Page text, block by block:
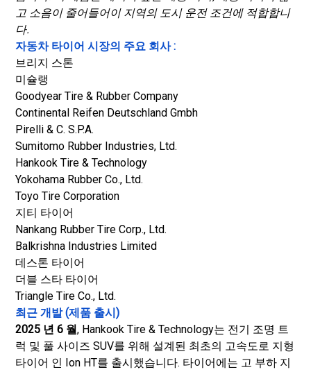
고 소음이 줄어들어이 지역의 도시 운전 조건에 적합합니
다.
자동차 타이어 시장의 주요 회사 :
브리지 스톤
미슐랭
Goodyear Tire & Rubber Company
Continental Reifen Deutschland Gmbh
Pirelli & C. S.P.A.
Sumitomo Rubber Industries, Ltd.
Hankook Tire & Technology
Yokohama Rubber Co., Ltd.
Toyo Tire Corporation
지티 타이어
Nankang Rubber Tire Corp., Ltd.
Balkrishna Industries Limited
데스톤 타이어
더블 스타 타이어
Triangle Tire Co., Ltd.
최근 개발 (제품 출시)
2025 년 6 월, Hankook Tire & Technology는 전기 조명 트
럭 및 풀 사이즈 SUV를 위해 설계된 최초의 고속도로 지형
타이어 인 Ion HT를 출시했습니다. 타이어에는 고 부하 지